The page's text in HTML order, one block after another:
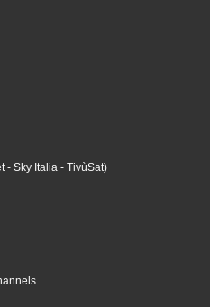
- Sky Italia - TivùSat)